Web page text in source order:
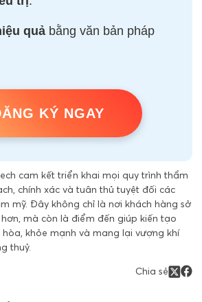
quả bằng văn bản pháp
KÝ NGAY
cam kết triển khai mọi quy trình thẩm
chính xác và tuân thủ tuyệt đối các
mỹ. Đây không chỉ là nơi khách hàng sở
mà còn là điểm đến giúp kiến tạo
khỏe mạnh và mang lại vượng khí
thuỷ.
Chia sẻ